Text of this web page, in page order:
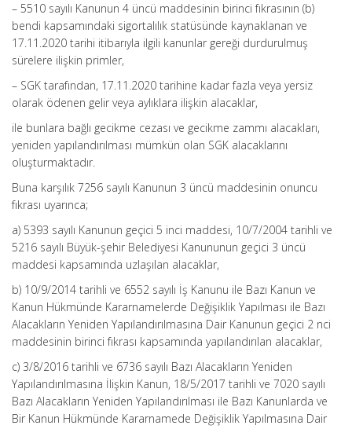
– 5510 sayılı Kanunun 4 üncü maddesinin birinci fıkrasının (b)
bendi kapsamındaki sigortalılık statüsünde kaynaklanan ve
17.11.2020 tarihi itibarıyla ilgili kanunlar gereği durdurulmuş
sürelere ilişkin primler,
– SGK tarafından, 17.11.2020 tarihine kadar fazla veya yersiz
olarak ödenen gelir veya aylıklara ilişkin alacaklar,
ile bunlara bağlı gecikme cezası ve gecikme zammı alacakları,
yeniden yapılandırılması mümkün olan SGK alacaklarını
oluşturmaktadır.
Buna karşılık 7256 sayılı Kanunun 3 üncü maddesinin onuncu
fıkrası uyarınca;
a) 5393 sayılı Kanunun geçici 5 inci maddesi, 10/7/2004 tarihli ve
5216 sayılı Büyük-şehir Belediyesi Kanununun geçici 3 üncü
maddesi kapsamında uzlaşılan alacaklar,
b) 10/9/2014 tarihli ve 6552 sayılı İş Kanunu ile Bazı Kanun ve
Kanun Hükmünde Kararnamelerde Değişiklik Yapılması ile Bazı
Alacakların Yeniden Yapılandırılmasına Dair Kanunun geçici 2 nci
maddesinin birinci fıkrası kapsamında yapılandırılan alacaklar,
c) 3/8/2016 tarihli ve 6736 sayılı Bazı Alacakların Yeniden
Yapılandırılmasına İlişkin Kanun, 18/5/2017 tarihli ve 7020 sayılı
Bazı Alacakların Yeniden Yapılandırılması ile Bazı Kanunlarda ve
Bir Kanun Hükmünde Kararnamede Değişiklik Yapılmasına Dair